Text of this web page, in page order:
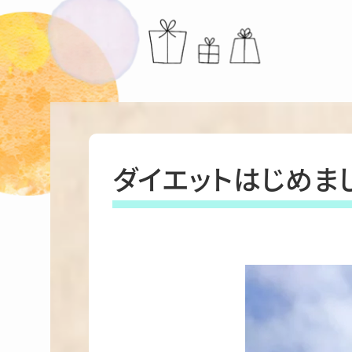
ダイエットはじめま